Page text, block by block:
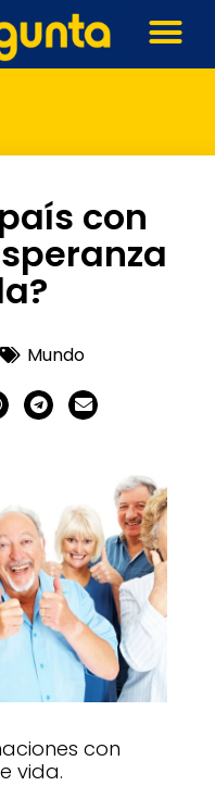
con
Mundo
con
vida.